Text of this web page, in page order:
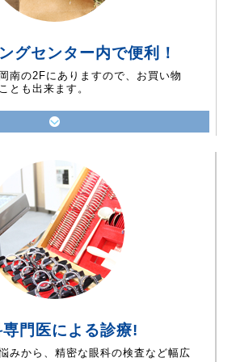
グセンター内で便利！
南の2Fにありますので、お買い物
とも出来ます。
専門医による診療!
みから、精密な眼科の検査など幅広